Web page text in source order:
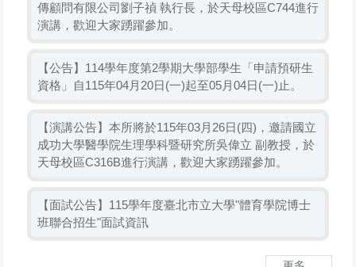
傳顧問有限公司劉子禎 執行長，於天母校區C744進行
演講，歡迎大家踴躍參加。
【公告】114學年度第2學期大學部學生「申請預研生
資格」自115年04月20日(一)起至05月04日(一)止。
【演講公告】本所將於115年03月26日(四)，邀請國立
成功大學醫學院生理學科暨研究所吳偉立 副教授，於
天母校區C316B進行演講，歡迎大家踴躍參加。
【面試公告】115學年度臺北市立大學"體育學院博士
班聯合招生"面試資訊